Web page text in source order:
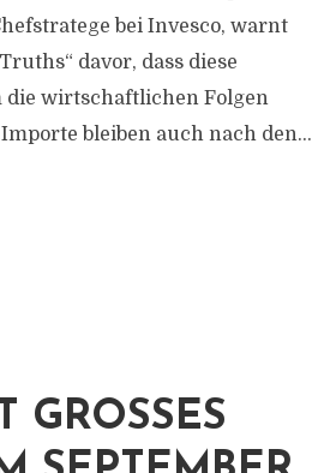
bei Invesco, warnt
davor, dass diese
wirtschaftlichen Folgen
bleiben auch nach den...
P